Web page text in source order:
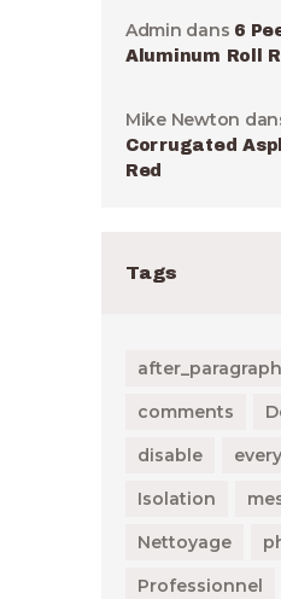
Admin dans 6
Aluminum Roll
Mike Newton
Corrugated
Red
Tags
after_paragraph
comments
disable
Isolation
Nettoyage
Professionnel